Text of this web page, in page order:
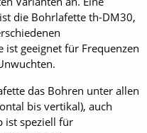
die Bohrlafette th-DM30,
ist geeignet für Frequenzen
das Bohren unter allen
bis vertikal), auch
ist speziell für